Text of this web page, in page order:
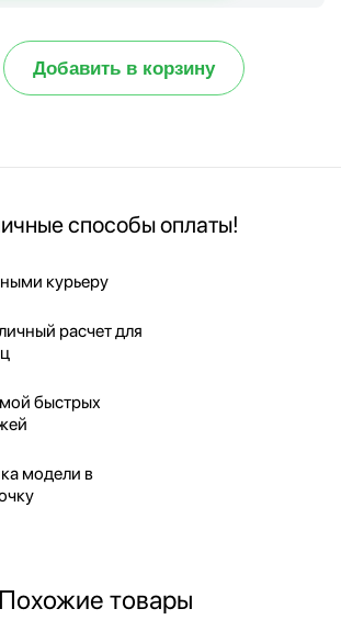
Добавить в корзину
способы оплаты!
курьеру
расчет для
быстрых
модели в
Похожие товары